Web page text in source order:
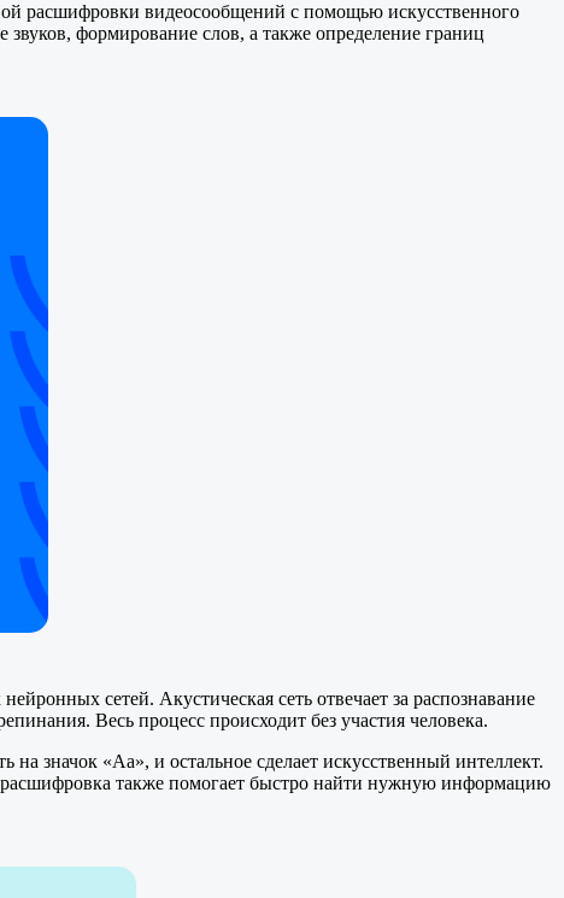
расшифровки видеосообщений с помощью искусственного
формирование слов, а также определение границ
сетей. Акустическая сеть отвечает за распознавание
Весь процесс происходит без участия человека.
значок «Аа», и остальное сделает искусственный интеллект.
расшифровка также помогает быстро найти нужную информацию